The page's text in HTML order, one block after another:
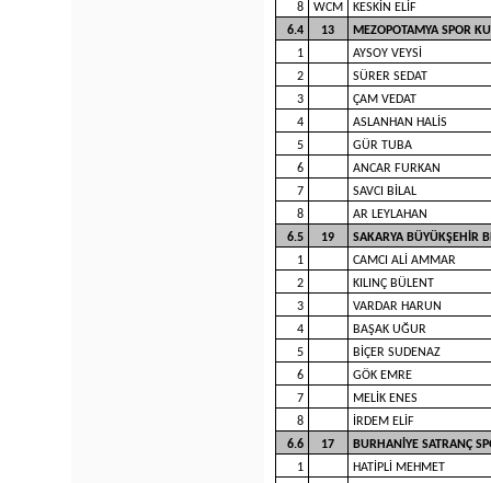
8
WCM
KESKİN ELİF
6.4
13
MEZOPOTAMYA SPOR
1
AYSOY VEYSİ
2
SÜRER SEDAT
3
ÇAM VEDAT
4
ASLANHAN HALİS
5
GÜR TUBA
6
ANCAR FURKAN
7
SAVCI BİLAL
8
AR LEYLAHAN
6.5
19
SAKARYA BÜYÜKŞEHİR
1
CAMCI ALİ AMMAR
2
KILINÇ BÜLENT
3
VARDAR HARUN
4
BAŞAK UĞUR
5
BİÇER SUDENAZ
6
GÖK EMRE
7
MELİK ENES
8
İRDEM ELİF
6.6
17
BURHANİYE SATRANÇ
1
HATİPLİ MEHMET